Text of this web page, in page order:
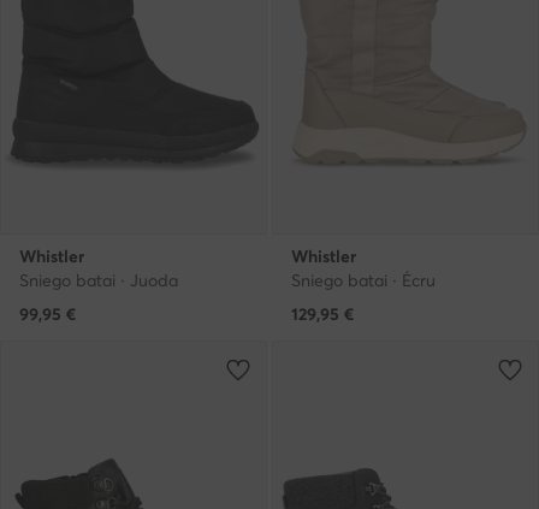
Whistler
Sniego batai · Juoda
99,95 €
Whistler
Sniego batai · Écru
129,95 €